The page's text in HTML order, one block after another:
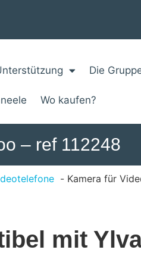
Die
Wo kaufen?
– ref 112248
Kamera für
mit